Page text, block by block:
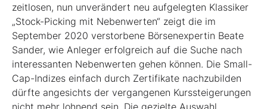
zeitlosen, nun unverändert neu aufgelegten Klassiker
„Stock-Picking mit Nebenwerten“ zeigt die im
September 2020 verstorbene Börsenexpertin Beate
Sander, wie Anleger erfolgreich auf die Suche nach
interessanten Nebenwerten gehen können. Die Small-
Cap-Indizes einfach durch Zertifikate nachzubilden
dürfte angesichts der vergangenen Kurssteiger­ungen